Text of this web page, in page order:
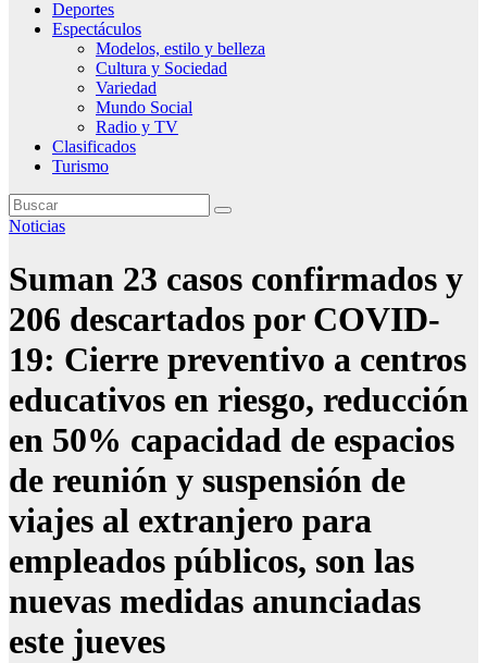
Deportes
Espectáculos
Modelos, estilo y belleza
Cultura y Sociedad
Variedad
Mundo Social
Radio y TV
Clasificados
Turismo
Noticias
Suman 23 casos confirmados y
206 descartados por COVID-
19: Cierre preventivo a centros
educativos en riesgo, reducción
en 50% capacidad de espacios
de reunión y suspensión de
viajes al extranjero para
empleados públicos, son las
nuevas medidas anunciadas
este jueves